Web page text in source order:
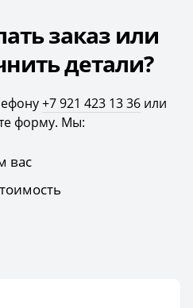
заказ или
детали?
+7 921 423 13 36 или
форму. Мы:
вас